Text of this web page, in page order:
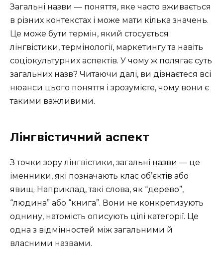
Загальні назви — поняття, яке часто вживається
в різних контекстах і може мати кілька значень.
Це може бути термін, який стосується
лінгвістики, термінології, маркетингу та навіть
соціокультурних аспектів. У чому ж полягає суть
загальних назв? Читаючи далі, ви дізнаєтеся всі
нюанси цього поняття і зрозумієте, чому вони є
такими важливими.
Лінгвістичний аспект
З точки зору лінгвістики, загальні назви — це
іменники, які позначають клас об’єктів або
явищ. Наприклад, такі слова, як “дерево”,
“людина” або “книга”. Вони не конкретизують
однину, натомість описують цілі категорії. Це
одна з відмінностей між загальними й
власними назвами.